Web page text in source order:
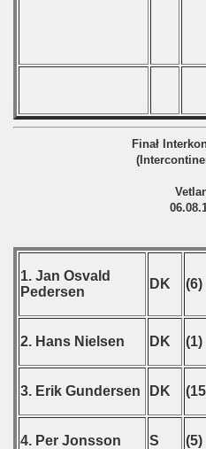
Finał
1. Jan Osvald
Pedersen
DK (6)
2. Hans Nielsen DK (1)
3. Erik Gundersen DK
4. Per Jonsson S (5)
- 2018
- 2022
- 2023
- 2024
- 2025